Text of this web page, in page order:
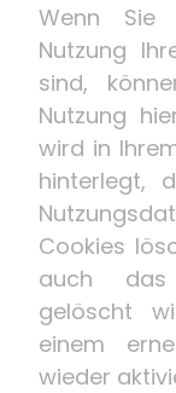
Wenn Sie
Nutzung
sind,
Nutzung
wird in
hinterlegt,
Cookies
auch das
gelöscht
einem
wieder